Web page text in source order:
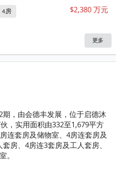
4房 $2,380 万元
更多
，由会德丰发展，位于启德沐
，实用面积由332至1,679平方
连套房及储物室、4房连套房及
房、4房连3套房及工人套房、
。